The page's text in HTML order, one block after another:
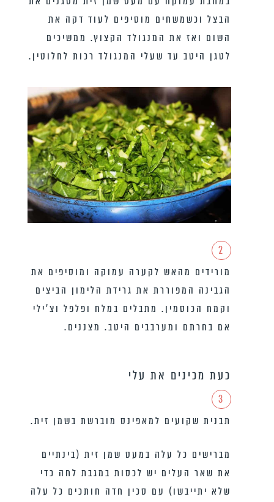
הבצל וכשמשחים מוסיפים לעוד דקה את
השום ואז את המנגולד הקצוץ. ממשיכים
לטגן היטב עד שעלי המנגולד רכות לחלוטין.
2
מורידים מהאש לקערה עמוקה ומוסיפים את
הגבינה המפוררת את גרידת הלימון הביצים
וקמח הכוסמין. מתבלים במלח ופלפל וצ’ילי
אם בחרתם ומערבבים היטב. מצננים.
כעת מכינים את עלי
3
תבנית שקועים למאפינס מוברשת בשמן זית.
מברישים כל עלה במעט שמן זית (בינתיים
את שאר העלים יש לכסות במגבת לחה כדי
שלא יתייבשו) עם סכין חדה חותכים כל עלה